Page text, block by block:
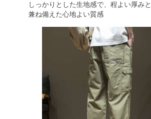
しっかりとした生地感で、程よい厚み
兼ね備えた心地よい質感